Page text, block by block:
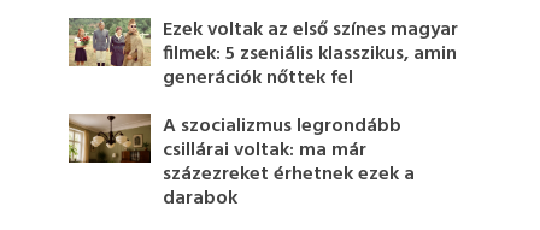
Ezek voltak az első színes magyar
filmek: 5 zseniális klasszikus, amin
generációk nőttek fel
A szocializmus legrondább
csillárai voltak: ma már
százezreket érhetnek ezek a
darabok